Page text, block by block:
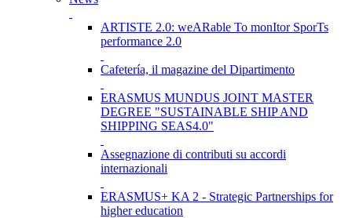
ARTISTE 2.0: weARable To monItor SporTs
performance 2.0
Cafetería, il magazine del Dipartimento
ERASMUS MUNDUS JOINT MASTER
DEGREE "SUSTAINABLE SHIP AND
SHIPPING SEAS4.0"
Assegnazione di contributi su accordi
internazionali
ERASMUS+ KA 2 - Strategic Partnerships for
higher education